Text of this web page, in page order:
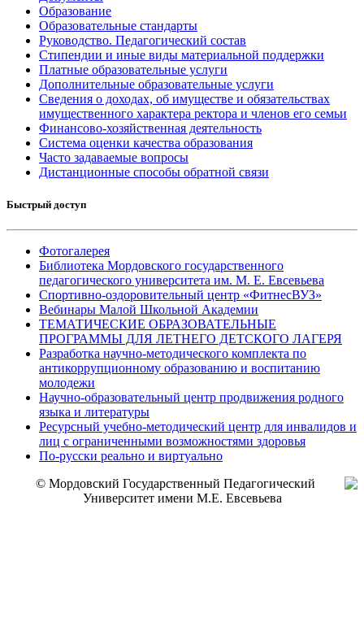
Образование
Образовательные стандарты
Руководство. Педагогический состав
Стипендии и иные виды материальной поддержки
Платные образовательные услуги
Дополнительные образовательные услуги
Сведения о доходах, об имуществе и обязательствах
имущественного характера ректора и членов его семьи
Финансово-хозяйственная деятельность
Система оценки качества образования
Часто задаваемые вопросы
Дистанционные способы обратной связи
Быстрый доступ
Фотогалерея
Библиотека Мордовского государственного
педагогического университета им. М. Е. Евсевьева
Спортивно-оздоровительный центр «ФитнесВУЗ»
Вебинары Малой Школьной Академии
ТЕМАТИЧЕСКИЕ ОБРАЗОВАТЕЛЬНЫЕ
ПРОГРАММЫ ДЛЯ ЛЕТНЕГО ДЕТСКОГО ЛАГЕРЯ
Разработка научно-методического комплекта по
антикоррупционному образованию и воспитанию
молодежи
Научно-образовательный центр продвижения родного
языка и литературы
Ресурсный учебно-методический центр для инвалидов и
лиц с ограниченными возможностями здоровья
По-русски реально и виртуально
© Мордовский Государственный Педагогический
Университет имени М.Е. Евсевьева